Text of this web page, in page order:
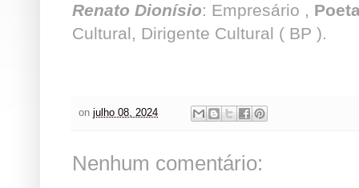
Renato Dionísio: Empresário ,
Cultural, Dirigente Cultural ( BP ).
on julho 08, 2024
Nenhum comentário: